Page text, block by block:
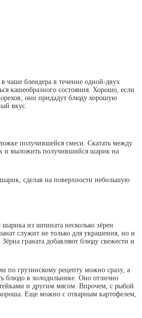
чаше блендера в течение одной-двух
кашеобразного состояния. Хорошо, если
орехов, они придадут блюду хорошую
вкус.
получившейся смеси. Скатать между
и выложить получившийся шарик на
сделав на поверхности небольшую
из шпината несколько зёрен
служит не только для украшения, но и
граната добавляют блюду свежести и
по грузинскому рецепту можно сразу, а
блюдо в холодильнике. Оно отлично
и другим мясом. Впрочем, с рыбой
хороша. Еще можно с отварным картофелем,